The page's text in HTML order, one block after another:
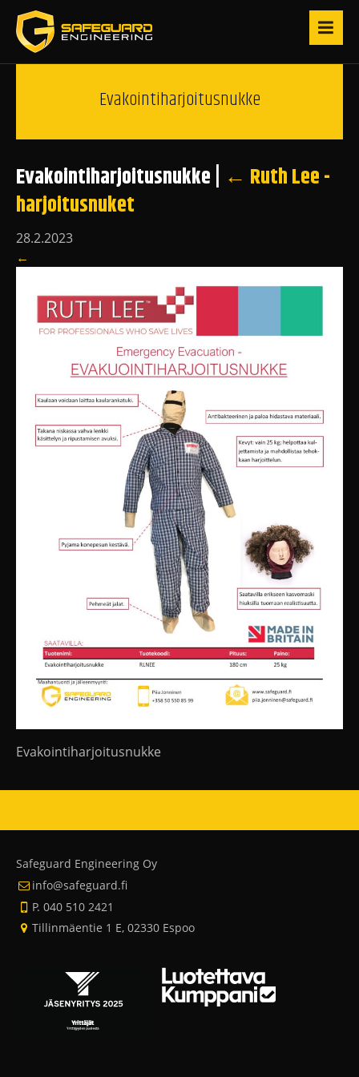
Evakointiharjoitusnukke
Evakointiharjoitusnukke ← Ruth Lee -
harjoitusnuket
28.2.2023
←
Evakointiharjoitusnukke
Safeguard Engineering Oy
info@safeguard.fi
P. 040 510 2421
Tillinmäentie 1 E, 02330 Espoo